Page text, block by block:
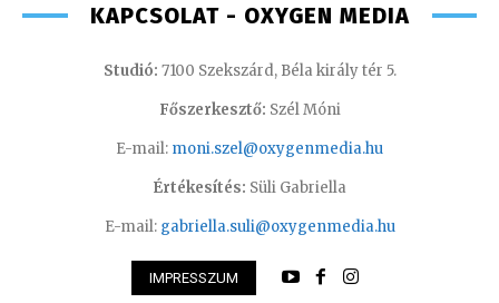
KAPCSOLAT - OXYGEN MEDIA
Studió: 7100 Szekszárd, Béla király tér 5.
Főszerkesztő: Szél Móni
E-mail: moni.szel@oxygenmedia.hu
Értékesítés: Süli Gabriella
E-mail: gabriella.suli@oxygenmedia.hu
IMPRESSZUM